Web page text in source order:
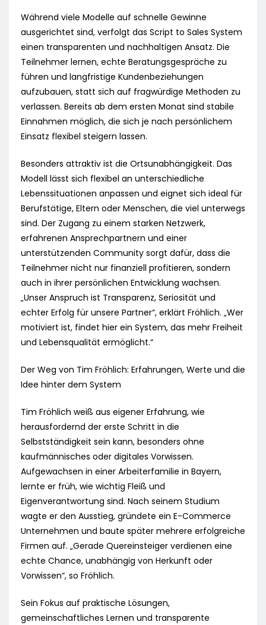
Während viele Modelle auf schnelle Gewinne
ausgerichtet sind, verfolgt das Script to Sales System
einen transparenten und nachhaltigen Ansatz. Die
Teilnehmer lernen, echte Beratungsgespräche zu
führen und langfristige Kundenbeziehungen
aufzubauen, statt sich auf fragwürdige Methoden zu
verlassen. Bereits ab dem ersten Monat sind stabile
Einnahmen möglich, die sich je nach persönlichem
Einsatz flexibel steigern lassen.
Besonders attraktiv ist die Ortsunabhängigkeit. Das
Modell lässt sich flexibel an unterschiedliche
Lebenssituationen anpassen und eignet sich ideal für
Berufstätige, Eltern oder Menschen, die viel unterwegs
sind. Der Zugang zu einem starken Netzwerk,
erfahrenen Ansprechpartnern und einer
unterstützenden Community sorgt dafür, dass die
Teilnehmer nicht nur finanziell profitieren, sondern
auch in ihrer persönlichen Entwicklung wachsen.
„Unser Anspruch ist Transparenz, Seriosität und
echter Erfolg für unsere Partner“, erklärt Fröhlich. „Wer
motiviert ist, findet hier ein System, das mehr Freiheit
und Lebensqualität ermöglicht.“
Der Weg von Tim Fröhlich: Erfahrungen, Werte und die
Idee hinter dem System
Tim Fröhlich weiß aus eigener Erfahrung, wie
herausfordernd der erste Schritt in die
Selbstständigkeit sein kann, besonders ohne
kaufmännisches oder digitales Vorwissen.
Aufgewachsen in einer Arbeiterfamilie in Bayern,
lernte er früh, wie wichtig Fleiß und
Eigenverantwortung sind. Nach seinem Studium
wagte er den Ausstieg, gründete ein E-Commerce
Unternehmen und baute später mehrere erfolgreiche
Firmen auf. „Gerade Quereinsteiger verdienen eine
echte Chance, unabhängig von Herkunft oder
Vorwissen“, so Fröhlich.
Sein Fokus auf praktische Lösungen,
gemeinschaftliches Lernen und transparente